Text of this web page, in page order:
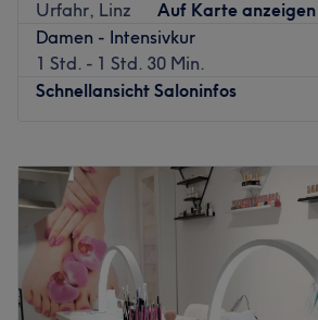
Expertise: Balayage, Air Touch
Extras: Kostenfreie Getränke und
Parkplätze, kinderfreundlich, nur
Urfahr, Linz
Auf Karte anzeigen
Damen - Intensivkur
1 Std. - 1 Std. 30 Min.
Schnellansicht Saloninfos
Dienstag
Mittwoch
Donnerstag
Freitag
Samstag
Sonntag